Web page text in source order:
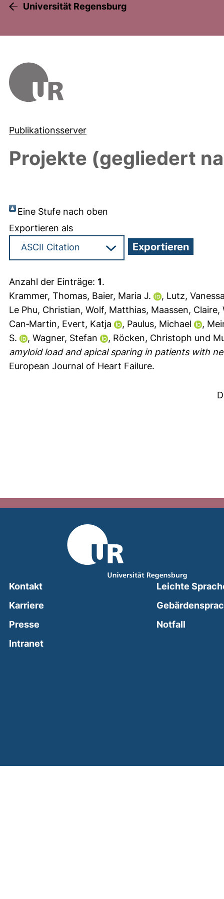
Universität Regensburg
Publikationsserver
Projekte (gegliedert
Eine Stufe nach oben
Exportieren als
Anzahl der Einträge: 1.
Krammer, Thomas, Baier, Maria J. , Lutz,
Le Phu, Christian, Wolf, Matthias, Maassen, Claire,
Can‐Martin, Evert, Katja , Paulus, Michael ,
S.
, Wagner, Stefan , Röcken, Christoph und
amyloid load and apical sparing in patients with
European Journal of Heart Failure.
Kontakt
Karriere
Presse
Intranet(external link, opens in a new window)
Leichte
Notfall